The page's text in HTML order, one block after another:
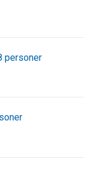
personer